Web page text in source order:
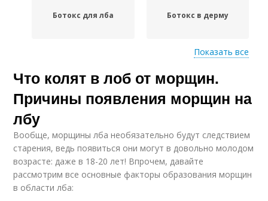
Бoтoкс для лба Бoтoкс в дерму
Ботокс в лоб
Показать все
Что колят в лоб от морщин.
Причины появления морщин на
лбу
Вообще, морщины лба необязательно будут следствием
старения, ведь появиться они могут в довольно молодом
возрасте: даже в 18-20 лет! Впрочем, давайте
рассмотрим все основные факторы образования морщин
в области лба: